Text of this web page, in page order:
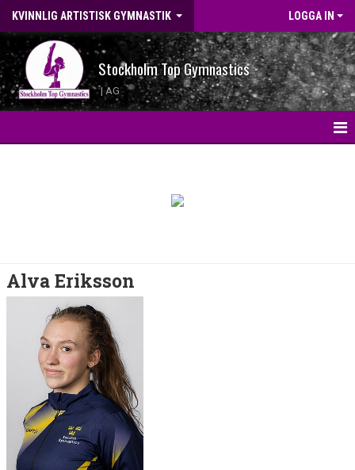
KVINNLIG ARTISTISK GYMNASTIK LOGGA IN
Stockholm Top Gymnastics
| AG
WEBBSHOP
NYHETER
Alva Eriksson